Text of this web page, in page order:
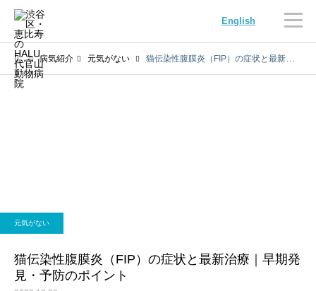
English
病気紹介 元気がない 猫伝染性腹膜炎（FIP）の症状と最新治療｜早期発見・予防のポイント
元気がない
猫伝染性腹膜炎（FIP）の症状と最新治療｜早期発
見・予防のポイント